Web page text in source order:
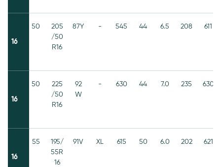
16
50
205
/50
R16
87Y - 545 44 6.5 208 611
16
50
225
/50
R16
92
W
- 630 44 7.0 235 630
16
55
195/
55R
16
91V XL 615 50 6.0 202 621